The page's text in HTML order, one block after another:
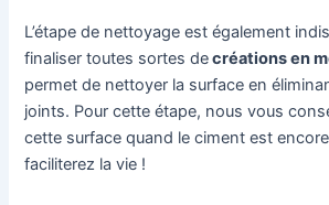
L’étape de nettoyage est également
finaliser toutes sortes decréations en
permet de nettoyer la surface en
joints. Pour cette étape, nous vous
cette surface quand le ciment est
faciliterez la vie !